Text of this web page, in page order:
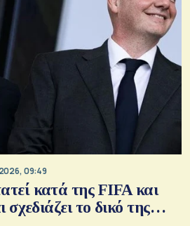
09:49
κατά της FIFA και
σχεδιάζει το δικό της…